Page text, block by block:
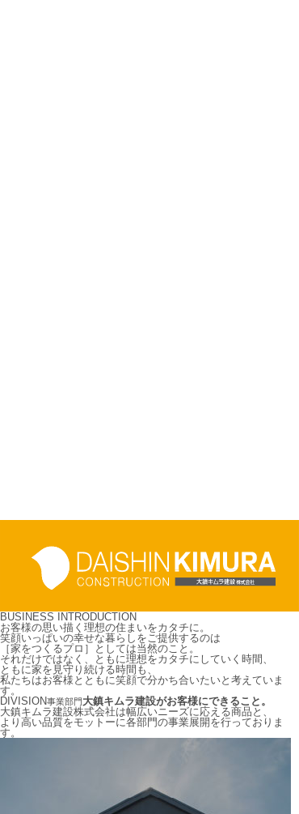
BUSINESS INTRODUCTION
お客様の思い描く 理想の住まいをカタチに。
笑顔いっぱいの幸せな暮らしをご提供するのは
［家をつくるプロ］としては当然のこと。
それだけではなく、ともに理想をカタチにしていく時間、
ともに家を見守り続ける時間も、
私たちはお客様とともに笑顔で分かち合いたいと考えていま
す。
DIVISION事業部門大鎮キムラ建設がお客様にできること。
大鎮キムラ建設株式会社は幅広いニーズに応える商品と、
より高い品質をモットーに各部門の事業展開を行っておりま
す。